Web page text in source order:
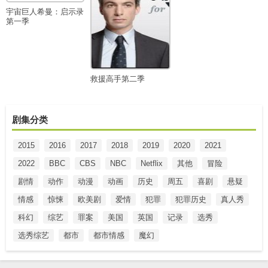
宇宙巨人希曼：启示录
第一季
救援高手第二季
剧集分类
2015 2016 2017 2018 2019 2020
2021
2022
BBC CBS NBC Netflix 其他
冒险
剧情
动作 动漫 动画 历史 周五 喜剧
悬疑
情感
惊悚 欧美剧 爱情 犯罪 犯罪历史
真人秀
科幻
综艺 罪案 美国 英国 记录
选秀
选秀综艺
都市 都市情感 魔幻